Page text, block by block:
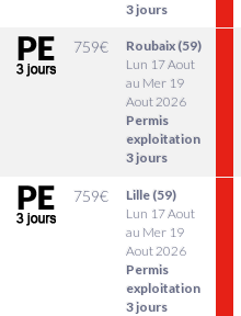
3 jours
759€
Roubaix (59)
Lun 17 Aout
au Mer 19
Aout 2026
Permis
exploitation
3 jours
759€
Lille (59)
Lun 17 Aout
au Mer 19
Aout 2026
Permis
exploitation
3 jours